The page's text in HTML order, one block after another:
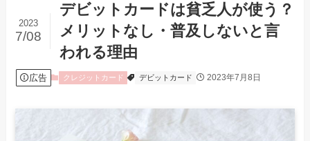
デビットカードは貧乏人が使う？
メリットなし・普及しないと言
われる理由
2023
7/08
広告 クレジットカード デビットカード 2023年7月8日